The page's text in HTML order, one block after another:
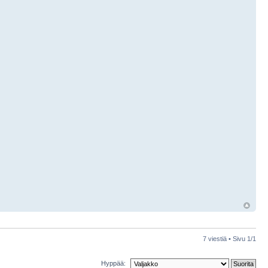
7 viestiä • Sivu 1/1
Hyppää: